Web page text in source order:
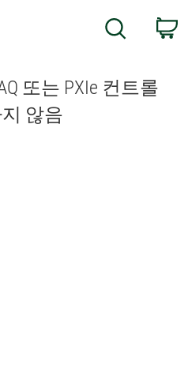
Search
또는 PXIe 컨트롤
않음